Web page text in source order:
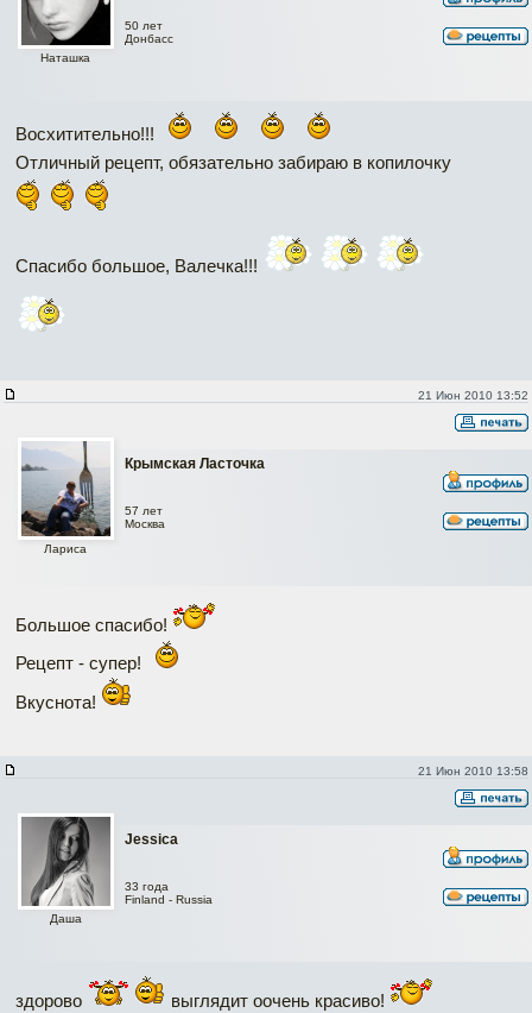
Наташка
50 лет
Донбасс
Восхитительно!!!
Отличный рецепт, обязательно забираю в копилочку
Спасибо большое, Валечка!!!
21 Июн 2010 13:52
Крымская Ласточка
Лариса
57 лет
Москва
Большое спасибо!
Рецепт - супер!
Вкуснота!
21 Июн 2010 13:58
Jessica
Даша
33 года
Finland - Russia
здорово выглядит оочень красиво!